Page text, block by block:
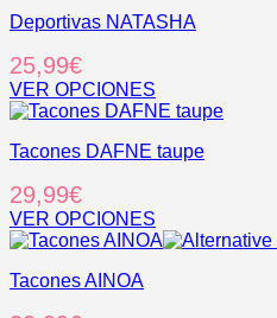
Deportivas NATASHA
25,99€
VER OPCIONES
Este
tiene
variantes.
Las
opciones
pueden
Tacones DAFNE taupe
29,99€
VER OPCIONES
Este
tiene
Tacones AINOA